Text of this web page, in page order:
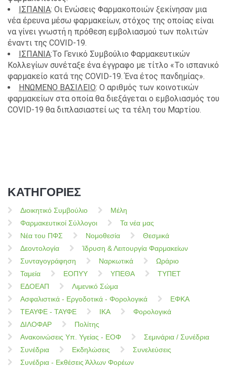
ΙΣΠΑΝΙΑ: Οι Ενώσεις Φαρμακοποιών ξεκίνησαν μια
νέα έρευνα μέσω φαρμακείων, στόχος της οποίας είναι
να γίνει γνωστή η πρόθεση εμβολιασμού των πολιτών
έναντι της COVID-19.
ΙΣΠΑΝΙΑ:Το Γενικό Συμβούλιο Φαρμακευτικών
Κολλεγίων συνέταξε ένα έγγραφο με τίτλο «Το ισπανικό
φαρμακείο κατά της COVID-19. Ένα έτος πανδημίας».
ΗΝΩΜΕΝΟ ΒΑΣΙΛΕΙΟ: Ο αριθμός των κοινοτικών
φαρμακείων στα οποία θα διεξάγεται ο εμβολιασμός του
COVID-19 θα διπλασιαστεί ως τα τέλη του Μαρτίου.
ΚΑΤΗΓΟΡΙΕΣ
Διοικητικό Συμβούλιο
Μέλη
Φαρμακευτικοί Σύλλογοι
Τα νέα μας
Νέα του ΠΦΣ
Νομοθεσία
Θεσμικά
Δεοντολογία
Ίδρυση & Λειτουργία Φαρμακείων
Συνταγογράφηση
Ναρκωτικά
Ωράριο
Ταμεία
ΕΟΠΥΥ ΥΠΕΘΑ
ΤΥΠΕΤ
ΕΔΟΕΑΠ
Λιμενικό Σώμα
Ασφαλιστικά - Εργοδοτικά - Φορολογικά
ΕΦΚΑ
ΤΕΑΥΦΕ - ΤΑΥΦΕ
ΙΚΑ
Φορολογικά
ΔΙΛΟΦΑΡ
Πολίτης
Ανακοινώσεις Υπ. Υγείας - ΕΟΦ
Σεμινάρια / Συνέδρια
Συνέδρια
Εκδηλώσεις
Συνελεύσεις
Συνέδρια - Εκθέσεις Άλλων Φορέων